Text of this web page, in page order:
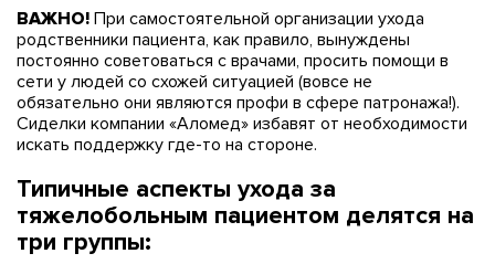
ВАЖНО! При самостоятельной организации ухода
родственники пациента, как правило, вынуждены
постоянно советоваться с врачами, просить помощи в
сети у людей со схожей ситуацией (вовсе не
обязательно они являются профи в сфере патронажа!).
Сиделки компании «Аломед» избавят от необходимости
искать поддержку где-то на стороне.
Типичные аспекты ухода за
тяжелобольным пациентом делятся на
три группы: